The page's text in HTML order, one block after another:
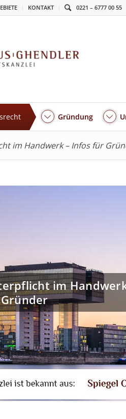
KONTAKT 0221 – 6777 00 55
Gründung
im Handwerk – Infos für
im